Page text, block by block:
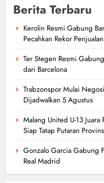
Berita Terbaru
Kerolin Resmi Gabung
Pecahkan Rekor
Ter Stegen Resmi
dari Barcelona
Trabzonspor Mulai
Dijadwalkan 5 Agustus
Malang United U-13
Siap Tatap Putaran
Gonzalo Garcia Gabung
Real Madrid